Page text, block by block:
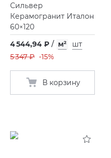
Сильвер
Керамогранит Италон
60×120
4 544,94 ₽ / м²
шт
5 347 ₽ -15%
В корзину